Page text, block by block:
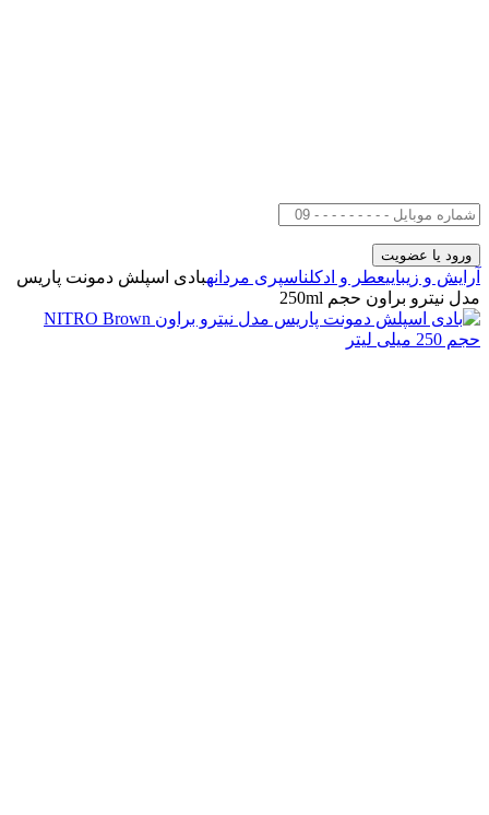
آرایش و زیباییعطر و ادکلناسپری مردانهبادی اسپلش دمونت پاریس
مدل نیترو براون حجم 250ml